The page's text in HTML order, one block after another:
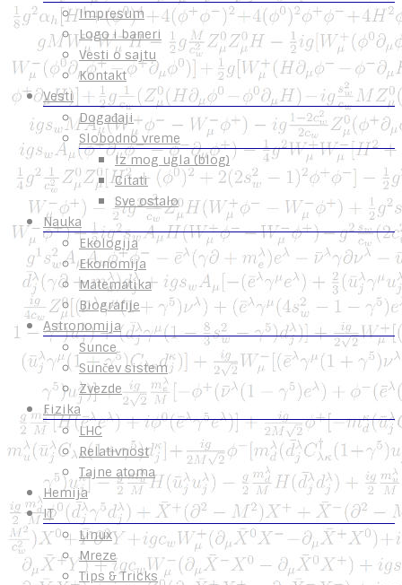
Impresum
Logo i baneri
Vesti o sajtu
Kontakt
Vesti
Događaji
Slobodno vreme
Iz mog ugla (blog)
Citati
Sve ostalo
Nauka
Ekologija
Ekonomija
Matematika
Biografije
Astronomija
Sunce
Sunčev sistem
Zvezde
Fizika
LHC
Relativnost
Tajne atoma
Hemija
IT
Linux
Mreze
Tips & Tricks